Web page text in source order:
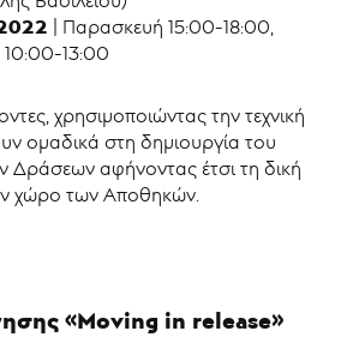
| Παρασκευή 15:00-18:00,
10:00-13:00
χρησιμοποιώντας την τεχνική
ομαδικά στη δημιουργία του
Δράσεων αφήνοντας έτσι τη δική
χώρο των Αποθηκών.
«Moving in release»